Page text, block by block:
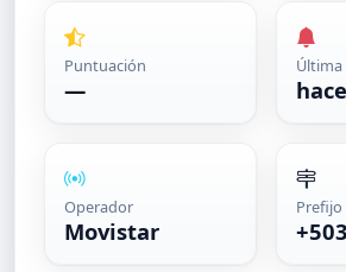
Puntuación
—
Operador
Movistar
Prefijo
+503